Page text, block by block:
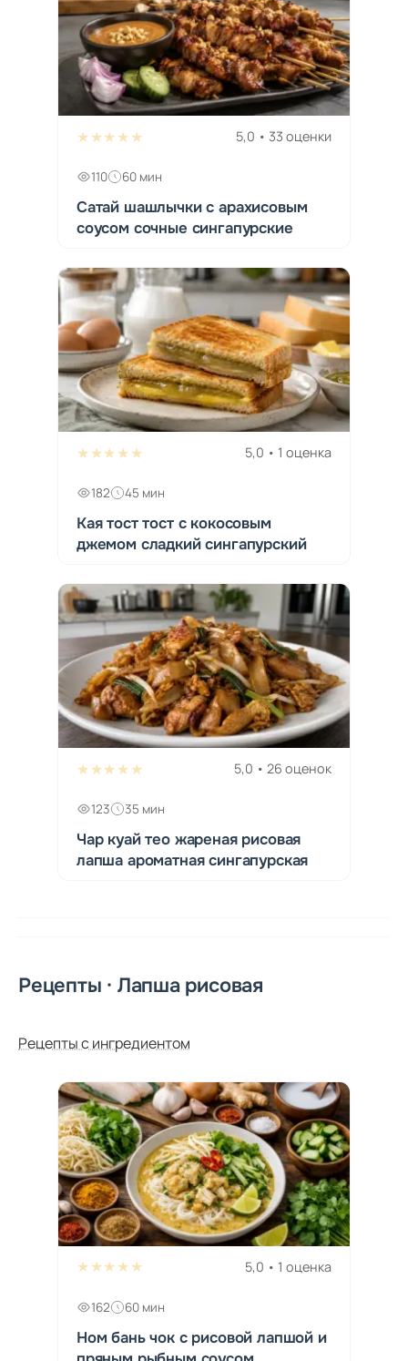
★★★★★ 5,0 • 33 оценки
110 60 мин
Сатай шашлычки с арахисовым
соусом сочные сингапурские
★★★★★ 5,0 • 1 оценка
182 45 мин
Кая тост тост с кокосовым
джемом сладкий сингапурский
★★★★★ 5,0 • 26 оценок
123 35 мин
Чар куай тео жареная рисовая
лапша ароматная сингапурская
Рецепты · Лапша рисовая
Рецепты с ингредиентом
★★★★★ 5,0 • 1 оценка
162 60 мин
Ном бань чок с рисовой лапшой и